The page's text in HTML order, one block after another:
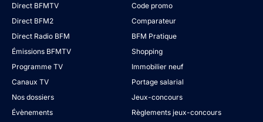
Direct BFMTV
Direct BFM2
Direct Radio BFM
Émissions BFMTV
Programme TV
Canaux TV
Nos dossiers
Évènements
Code promo
Comparateur
BFM Pratique
Shopping
Immobilier neuf
Portage salarial
Jeux-concours
Règlements jeux-concours